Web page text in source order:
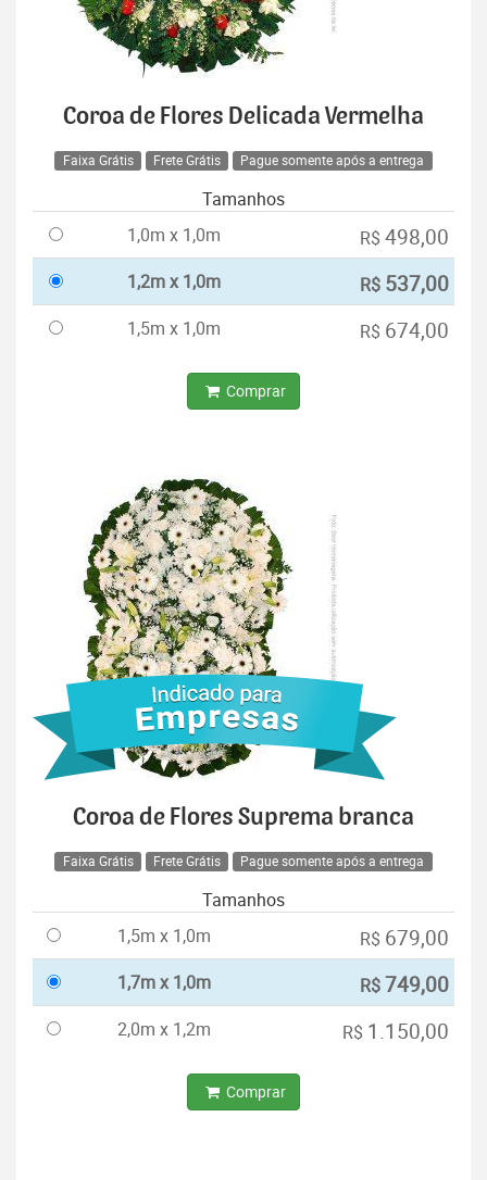
Coroa de Flores Delicada Vermelha
Faixa Grátis Frete Grátis Pague somente após a entrega
Tamanhos
1,0m x 1,0m
R$ 498,00
1,2m x 1,0m R$ 537,00
1,5m x 1,0m R$ 674,00
Comprar
Coroa de Flores Suprema branca
Faixa Grátis Frete Grátis Pague somente após a entrega
Tamanhos
1,5m x 1,0m
R$ 679,00
1,7m x 1,0m R$749,00
2,0m x 1,2m R$ 1.150,00
Comprar